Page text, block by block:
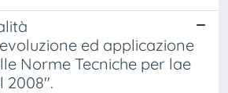
ed applicazione
Norme Tecniche per lae
2008".